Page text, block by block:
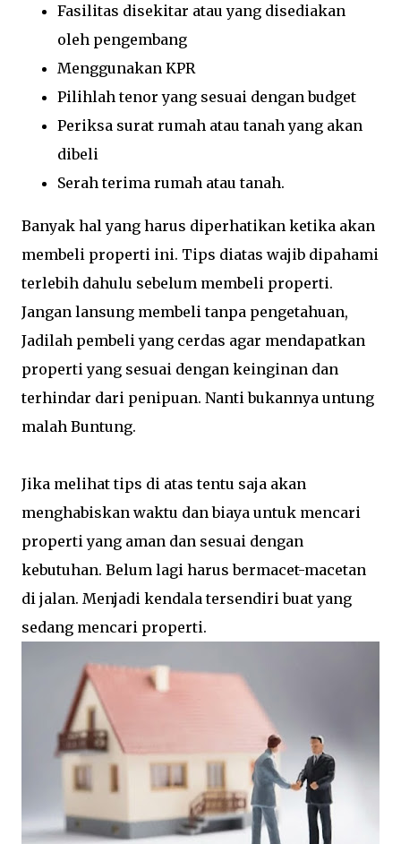
Fasilitas disekitar atau yang disediakan
oleh pengembang
Menggunakan KPR
Pilihlah tenor yang sesuai dengan budget
Periksa surat rumah atau tanah yang akan
dibeli
Serah terima rumah atau tanah.
Banyak hal yang harus diperhatikan ketika akan
membeli properti ini. Tips diatas wajib dipahami
terlebih dahulu sebelum membeli properti.
Jangan lansung membeli tanpa pengetahuan,
Jadilah pembeli yang cerdas agar mendapatkan
properti yang sesuai dengan keinginan dan
terhindar dari penipuan. Nanti bukannya untung
malah Buntung.
Jika melihat tips di atas tentu saja akan
menghabiskan waktu dan biaya untuk mencari
properti yang aman dan sesuai dengan
kebutuhan. Belum lagi harus bermacet-macetan
di jalan. Menjadi kendala tersendiri buat yang
sedang mencari properti.